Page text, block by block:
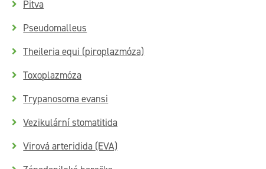
Pitva
Pseudomalleus
Theileria equi (piroplazmóza)
Toxoplazmóza
Trypanosoma evansi
Vezikulární stomatitida
Virová arteridida (EVA)